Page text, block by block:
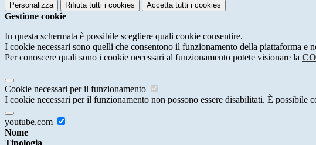
Personalizza Rifiuta tutti i cookies Accetta tutti i cookies
Gestione cookie
In questa schermata è possibile scegliere quali cookie consentire.
I cookie necessari sono quelli che consentono il funzionamento della piattaforma e
Per conoscere quali sono i cookie necessari al funzionamento potete visionare la
Cookie necessari per il funzionamento
I cookie necessari per il funzionamento non possono essere disabilitati. È possibile
youtube.com
Nome